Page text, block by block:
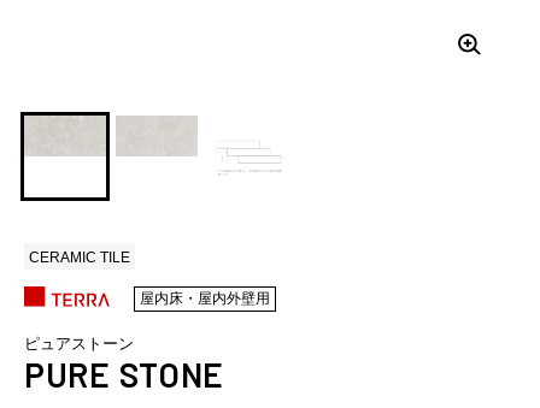
CERAMIC TILE
屋内床・屋内外壁用
ピュアストーン
PURE STONE